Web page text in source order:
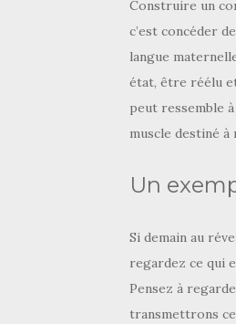
Construire un
c’est concéder
langue
état, être réélu
peut ressemble
muscle destiné
Un
Si demain au
regardez ce qui
Pensez à
transmettrons